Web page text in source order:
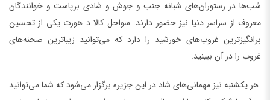
شب‌ها در رستوران‌های شبانه جنب و جوش و شادی برپاست و خوانندگان
معروف از سراسر دنیا نیز حضور دارند. سواحل کالا د هورت یکی از تحسین
برانگیزترین غروب‌های خورشید را دارد که می‌توانید زیباترین صحنه‌های
غروب را در آن ببینید.
هر یکشنبه نیز مهمانی‌های شاد در این جزیره برگزار می‌شود که شما می‌توانید